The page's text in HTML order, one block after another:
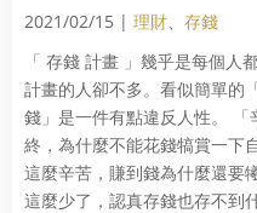
2021/02/15 | 理財、 存錢
「 存錢 計畫 」幾乎是每個人
計畫的人卻不多。看似簡單的
錢」是一件有點違反人性。
終，為什麼不能花錢犒賞一下
這麼辛苦，賺到錢為什麼還要
這麼少了，認真存錢也存不到